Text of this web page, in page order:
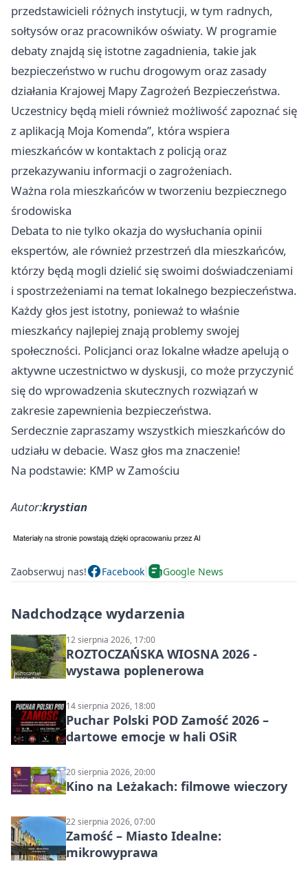
przedstawicieli różnych instytucji, w tym radnych,
sołtysów oraz pracowników oświaty. W programie
debaty znajdą się istotne zagadnienia, takie jak
bezpieczeństwo w ruchu drogowym oraz zasady
działania Krajowej Mapy Zagrożeń Bezpieczeństwa.
Uczestnicy będą mieli również możliwość zapoznać się
z aplikacją Moja Komenda”, która wspiera
mieszkańców w kontaktach z policją oraz
przekazywaniu informacji o zagrożeniach.
Ważna rola mieszkańców w tworzeniu bezpiecznego
środowiska
Debata to nie tylko okazja do wysłuchania opinii
ekspertów, ale również przestrzeń dla mieszkańców,
którzy będą mogli dzielić się swoimi doświadczeniami
i spostrzeżeniami na temat lokalnego bezpieczeństwa.
Każdy głos jest istotny, ponieważ to właśnie
mieszkańcy najlepiej znają problemy swojej
społeczności. Policjanci oraz lokalne władze apelują o
aktywne uczestnictwo w dyskusji, co może przyczynić
się do wprowadzenia skutecznych rozwiązań w
zakresie zapewnienia bezpieczeństwa.
Serdecznie zapraszamy wszystkich mieszkańców do
udziału w debacie. Wasz głos ma znaczenie!
Na podstawie: KMP w Zamościu
Autor:krystian
Zaobserwuj nas! Facebook Google News
Nadchodzące wydarzenia
12 sierpnia 2026, 17:00
ROZTOCZAŃSKA WIOSNA 2026 -
wystawa poplenerowa
14 sierpnia 2026, 18:00
Puchar Polski POD Zamość 2026 –
dartowe emocje w hali OSiR
20 sierpnia 2026, 20:00
Kino na Leżakach: filmowe wieczory
22 sierpnia 2026, 07:00
Zamość – Miasto Idealne:
mikrowyprawa